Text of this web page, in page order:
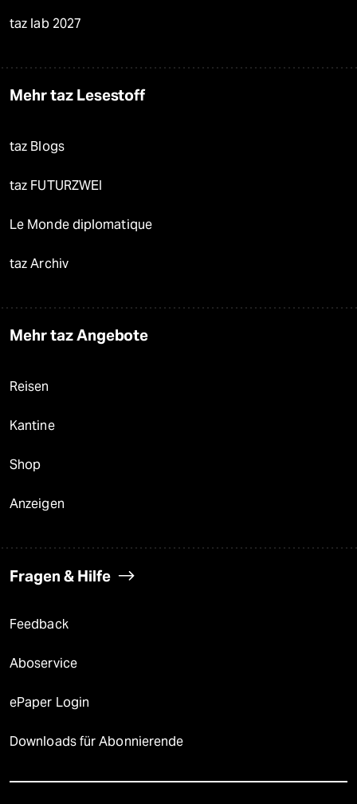
taz lab 2027
Mehr taz Lesestoff
taz Blogs
taz FUTURZWEI
Le Monde diplomatique
taz Archiv
Mehr taz Angebote
Reisen
Kantine
Shop
Anzeigen
Fragen & Hilfe
Feedback
Aboservice
ePaper Login
Downloads für Abonnierende